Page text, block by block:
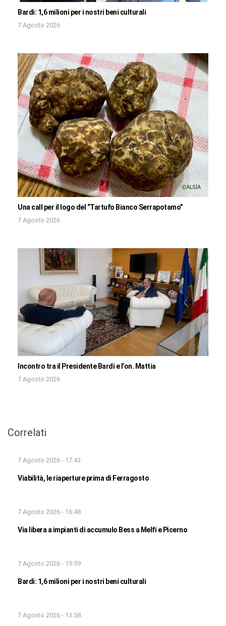
Bardi: 1,6 milioni per i nostri beni culturali
7 Agosto 2026
Una call per il logo del “Tartufo Bianco Serrapotamo”
7 Agosto 2026
Incontro tra il Presidente Bardi e l’on. Mattia
7 Agosto 2026
Correlati
7 Agosto 2026 - 17:43
Viabilità, le riaperture prima di Ferragosto
7 Agosto 2026 - 16:48
Via libera a impianti di accumulo Bess a Melfi e Picerno
7 Agosto 2026 - 15:59
Bardi: 1,6 milioni per i nostri beni culturali
7 Agosto 2026 - 13:58